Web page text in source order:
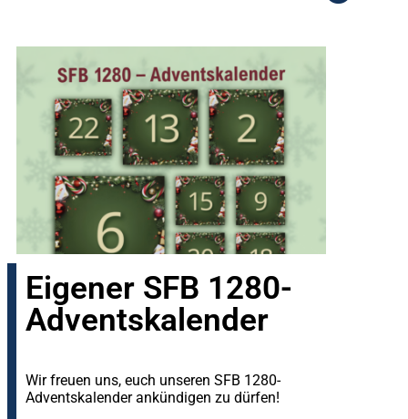
Eigener SFB 1280-
Adventskalender
Wir freuen uns, euch unseren SFB 1280-
Adventskalender ankündigen zu dürfen!